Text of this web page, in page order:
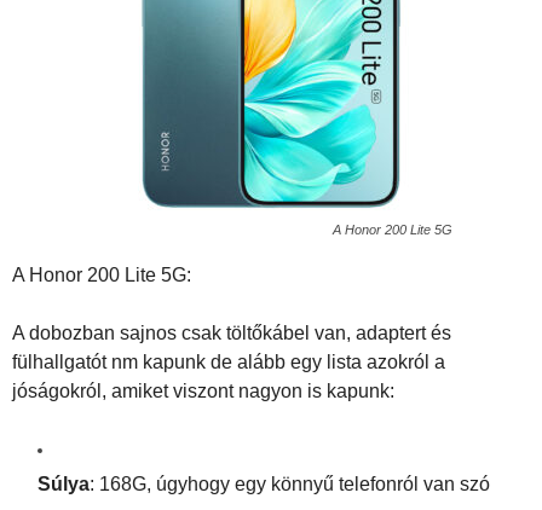
A Honor 200 Lite 5G
A Honor 200 Lite 5G:
A dobozban sajnos csak töltőkábel van, adaptert és
fülhallgatót nm kapunk de alább egy lista azokról a
jóságokról, amiket viszont nagyon is kapunk:
Súlya: 168G, úgyhogy egy könnyű telefonról van szó